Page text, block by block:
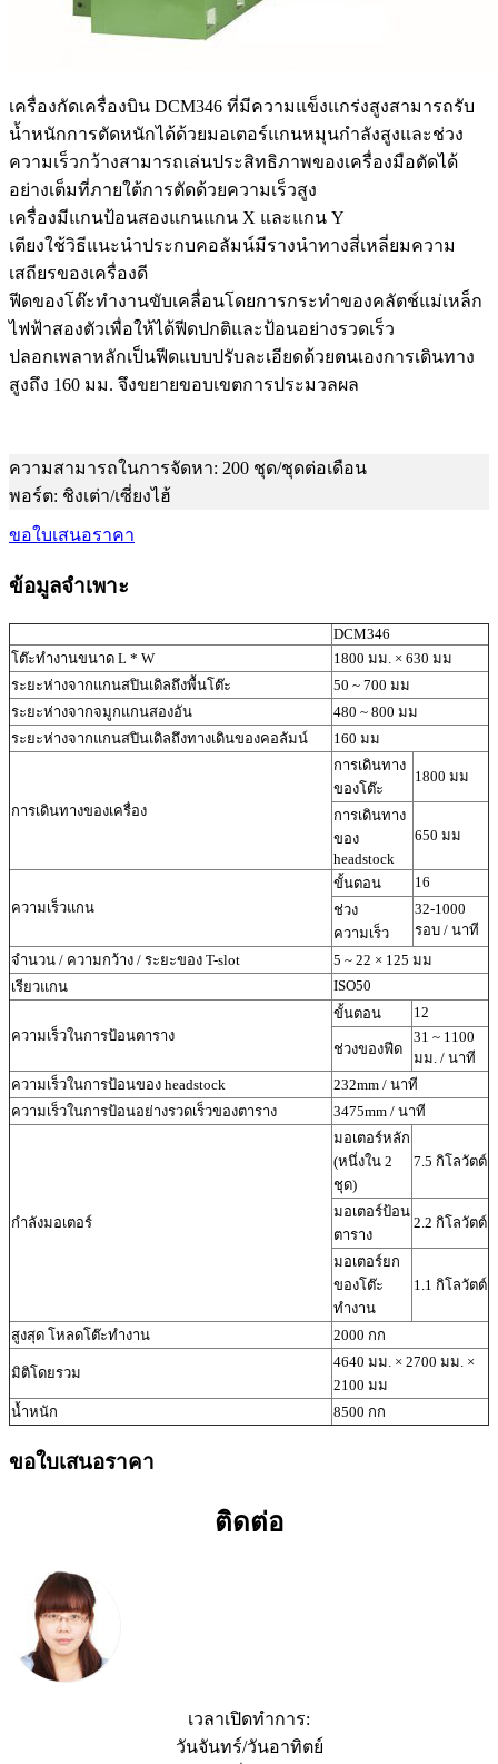
เครื่องกัดเครื่องบิน DCM346 ที่มีความแข็งแกร่งสูงสามารถรับ
น้ำหนักการตัดหนักได้ด้วยมอเตอร์แกนหมุนกำลังสูงและช่วง
ความเร็วกว้างสามารถเล่นประสิทธิภาพของเครื่องมือตัดได้
อย่างเต็มที่ภายใต้การตัดด้วยความเร็วสูง
เครื่องมีแกนป้อนสองแกนแกน X และแกน Y
เตียงใช้วิธีแนะนำประกบคอลัมน์มีรางนำทางสี่เหลี่ยมความ
เสถียรของเครื่องดี
ฟีดของโต๊ะทำงานขับเคลื่อนโดยการกระทำของคลัตช์แม่เหล็ก
ไฟฟ้าสองตัวเพื่อให้ได้ฟีดปกติและป้อนอย่างรวดเร็ว
ปลอกเพลาหลักเป็นฟีดแบบปรับละเอียดด้วยตนเองการเดินทาง
สูงถึง 160 มม. จึงขยายขอบเขตการประมวลผล
ความสามารถในการจัดหา: 200 ชุด/ชุดต่อเดือน
พอร์ต: ชิงเต่า/เซี่ยงไฮ้
ขอใบเสนอราคา
ข้อมูลจำเพาะ
DCM346
โต๊ะทำงานขนาด L * W
1800 มม. × 630 มม
ระยะห่างจากแกนสปินเดิลถึงพื้นโต๊ะ
50 ~ 700 มม
ระยะห่างจากจมูกแกนสองอัน
480 ~ 800 มม
ระยะห่างจากแกนสปินเดิลถึงทางเดินของคอลัมน์
160 มม
การเดินทางของเครื่อง
การเดินทาง
ของโต๊ะ
1800 มม
การเดินทาง
ของ
headstock
650 มม
ความเร็วแกน
ขั้นตอน
16
ช่วง
ความเร็ว
32-1000
รอบ / นาที
จำนวน / ความกว้าง / ระยะของ T-slot
5 ~ 22 × 125 มม
เรียวแกน
ISO50
ความเร็วในการป้อนตาราง
ขั้นตอน 12
ช่วงของฟีด
31 ~ 1100
มม. / นาที
ความเร็วในการป้อนของ headstock
232mm / นาที
ความเร็วในการป้อนอย่างรวดเร็วของตาราง
3475mm / นาที
กำลังมอเตอร์
มอเตอร์หลัก
(หนึ่งใน 2
ชุด)
7.5 กิโลวัตต์
มอเตอร์ป้อน
ตาราง
2.2 กิโลวัตต์
มอเตอร์ยก
ของโต๊ะ
ทำงาน
1.1 กิโลวัตต์
สูงสุด โหลดโต๊ะทำงาน 2000 กก
มิติโดยรวม
4640 มม. × 2700 มม. ×
2100 มม
น้ำหนัก
8500 กก
ขอใบเสนอราคา
ติดต่อ
เวลาเปิดทำการ:
วันจันทร์/วันอาทิตย์